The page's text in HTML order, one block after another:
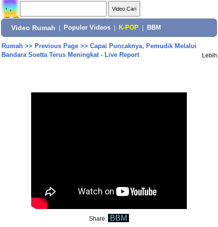
Video Rumah Populer Videos K-POP BBM
Rumah>> Previous Page>> Capai Puncaknya, Pemudik Melalui
Bandara Soetta Terus Meningkat - Live Report
Lebih
Share: BBM